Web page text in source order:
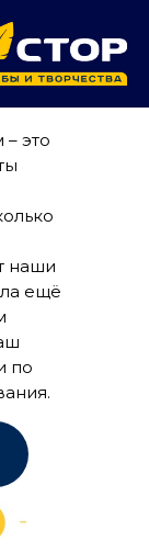
это
наши
ещё
по